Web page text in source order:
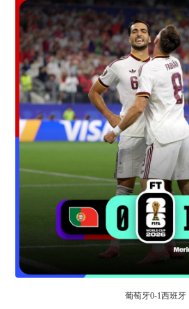
葡萄牙0-1西班牙